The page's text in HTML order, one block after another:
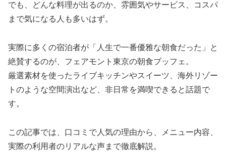
でも、どんな料理が出るのか、雰囲気やサービス、コスパ
まで気になる人も多いはず。
実際に多くの宿泊者が「人生で一番優雅な朝食だった」と
絶賛するのが、フェアモント東京の朝食ブッフェ。
厳選素材を使ったライブキッチンやスイーツ、海外リゾー
トのような空間演出など、非日常を満喫できると話題で
す。
この記事では、口コミで人気の理由から、メニュー内容、
実際の利用者のリアルな声まで徹底解説。